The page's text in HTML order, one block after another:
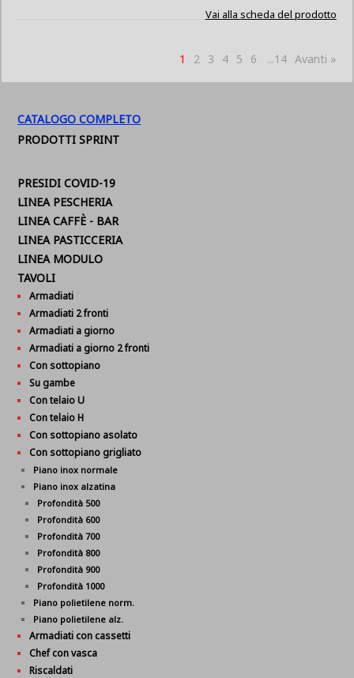
Vai alla scheda del prodotto
1 2 3 4 5 6 ...14 Avanti »
CATALOGO COMPLETO
PRODOTTI SPRINT
PRESIDI COVID-19
LINEA PESCHERIA
LINEA CAFFÈ - BAR
LINEA PASTICCERIA
LINEA MODULO
TAVOLI
Armadiati
Armadiati 2 fronti
Armadiati a giorno
Armadiati a giorno 2 fronti
Con sottopiano
Su gambe
Con telaio U
Con telaio H
Con sottopiano asolato
Con sottopiano grigliato
Piano inox normale
Piano inox alzatina
Profondità 500
Profondità 600
Profondità 700
Profondità 800
Profondità 900
Profondità 1000
Piano polietilene norm.
Piano polietilene alz.
Armadiati con cassetti
Chef con vasca
Riscaldati